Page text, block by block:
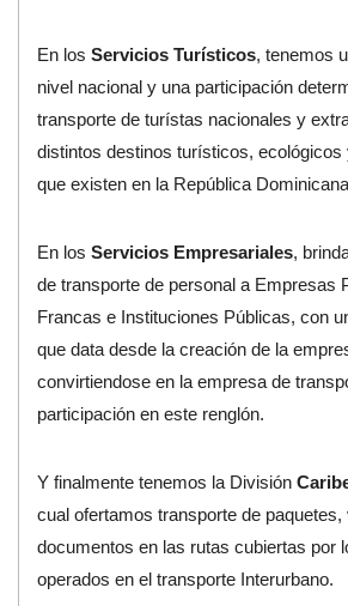
En losServicios Turísticos, tenemos
nivel nacional y una participación
transporte de turístas nacionales y
distintos destinos turísticos, ecológicos
que existen en la República
En losServicios Empresariales,
de transporte de personal a Empresas
Francas e Instituciones Públicas, con
que data desde la creación de la
convirtiendose en la empresa de
participación en este renglón.
Y finalmente tenemos la División
cual ofertamos transporte de
documentos en las rutas cubiertas por
operados en el transporte Interurbano.